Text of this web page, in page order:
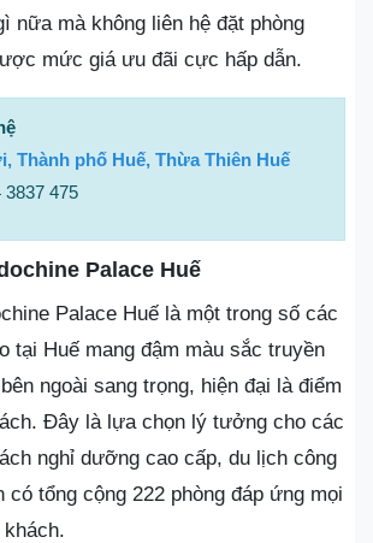
nữa mà không liên hệ đặt phòng
mức giá ưu đãi cực hấp dẫn.
Thành phố Huế, Thừa Thiên Huế
3837 475
Palace Huế
Palace Huế là một trong số các
tại Huế mang đậm màu sắc truyền
ngoài sang trọng, hiện đại là điểm
Đây là lựa chọn lý tưởng cho các
nghỉ dưỡng cao cấp, du lịch công
tổng cộng 222 phòng đáp ứng mọi
khách.